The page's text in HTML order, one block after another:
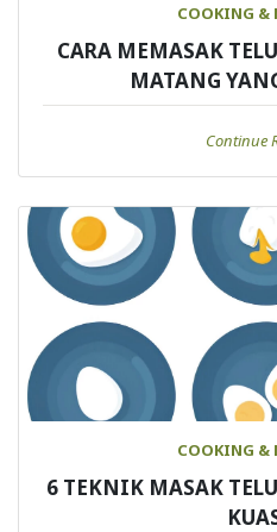
COOKING &
CARA MEMASAK
MATANG
Continue
COOKING &
6 TEKNIK MASAK